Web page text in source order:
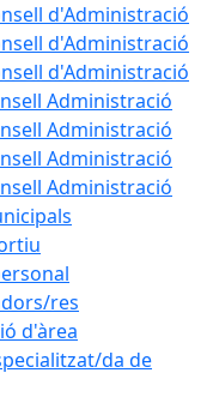
d'Administració
d'Administració
d'Administració
Administració
Administració
Administració
Administració
res
d'àrea
da de